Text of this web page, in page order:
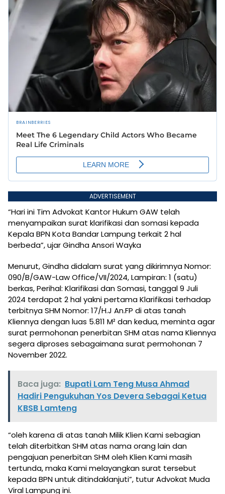
ADVERTISEMENT
“Hari ini Tim Advokat Kantor Hukum GAW telah
menyampaikan surat klarifikasi dan somasi kepada
Kepala BPN Kota Bandar Lampung terkait 2 hal
berbeda”, ujar Gindha Ansori Wayka
Menurut, Gindha didalam surat yang dikirimnya Nomor:
090/B/GAW-Law Office/VII/2024, Lampiran: 1 (satu)
berkas, Perihal: Klarifikasi dan Somasi, tanggal 9 Juli
2024 terdapat 2 hal yakni pertama Klarifikasi terhadap
terbitnya SHM Nomor: 17/H.J An.FP di atas tanah
Kliennya dengan luas 5.811 M² dan kedua, meminta agar
surat permohonan penerbitan SHM atas nama Kliennya
segera diproses sebagaimana surat permohonan 7
November 2022.
Baca juga: Bupati Lam Teng Musa Ahmad
Hadiri Pengukuhan Yos Devera Sebagai Ketua
KBSB Lamteng
“oleh karena di atas tanah Milik Klien Kami sebagian
telah diterbitkan SHM atas nama orang lain dan
pengajuan penerbitan SHM oleh Klien Kami masih
tertunda, maka Kami melayangkan surat tersebut
kepada BPN untuk ditindaklanjuti”, tutur Advokat Muda
Viral Lampung ini.